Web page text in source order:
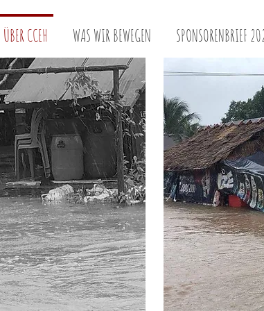
ÜBER CCEH WAS WIR BEWEGEN SPONSORENBRIEF